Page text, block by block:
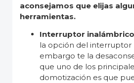
aconsejamos que elijas
herramientas.
Interruptor
la opción del interruptor
embargo te la
que uno de los
domotización es que